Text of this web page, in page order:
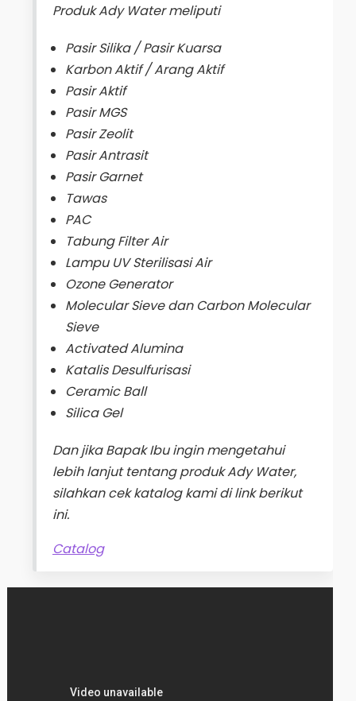
Produk Ady Water meliputi
Pasir Silika / Pasir Kuarsa
Karbon Aktif / Arang Aktif
Pasir Aktif
Pasir MGS
Pasir Zeolit
Pasir Antrasit
Pasir Garnet
Tawas
PAC
Tabung Filter Air
Lampu UV Sterilisasi Air
Ozone Generator
Molecular Sieve dan Carbon Molecular
Sieve
Activated Alumina
Katalis Desulfurisasi
Ceramic Ball
Silica Gel
Dan jika Bapak Ibu ingin mengetahui
lebih lanjut tentang produk Ady Water,
silahkan cek katalog kami di link berikut
ini.
Catalog